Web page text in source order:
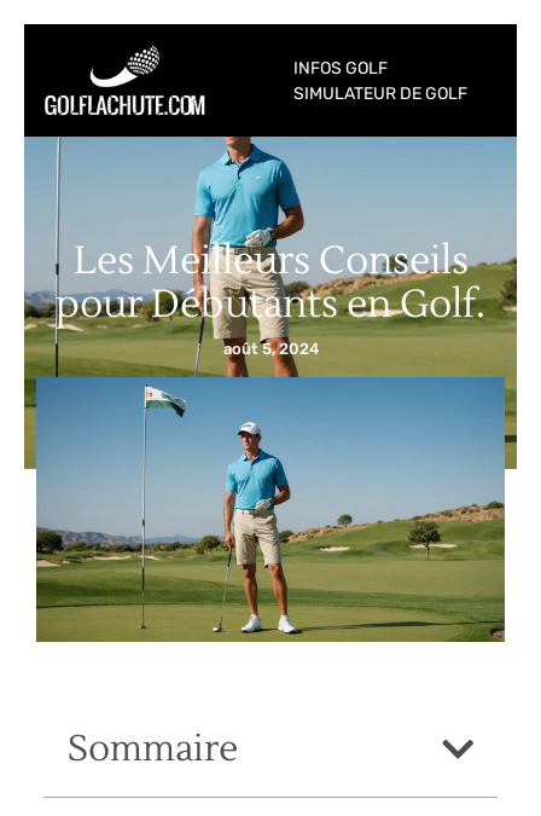
INFOS GOLF
SIMULATEUR DE GOLF
Les Meilleurs Conseils
pour Débutants en Golf.
août 5, 2024
Sommaire